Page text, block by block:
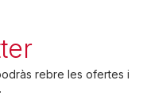
rebre les ofertes i